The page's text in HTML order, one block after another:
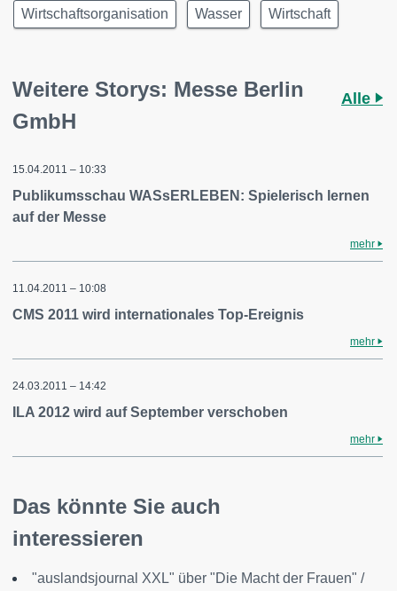
Wirtschaftsorganisation Wasser Wirtschaft
Weitere Storys: Messe Berlin
GmbH
Alle
15.04.2011 – 10:33
Publikumsschau WASsERLEBEN: Spielerisch lernen
auf der Messe
mehr
11.04.2011 – 10:08
CMS 2011 wird internationales Top-Ereignis
mehr
24.03.2011 – 14:42
ILA 2012 wird auf September verschoben
mehr
Das könnte Sie auch
interessieren
"auslandsjournal XXL" über "Die Macht der Frauen" /